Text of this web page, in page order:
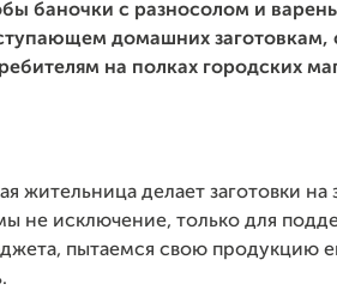
баночки с разносолом и
домашних заготовкам,
на полках городских
жительница делает заготовки на
не исключение, только для
пытаемся свою продукцию